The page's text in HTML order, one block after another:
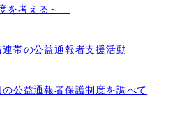
を考える～」
帯の公益通報者支援活動
公益通報者保護制度を調べて